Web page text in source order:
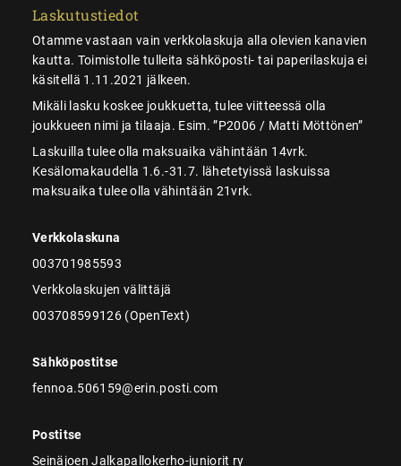
Laskutustiedot
Otamme vastaan vain verkkolaskuja alla olevien kanavien
kautta. Toimistolle tulleita sähköposti- tai paperilaskuja ei
käsitellä 1.11.2021 jälkeen.
Mikäli lasku koskee joukkuetta, tulee viitteessä olla
joukkueen nimi ja tilaaja. Esim. ”P2006 / Matti Möttönen”
Laskuilla tulee olla maksuaika vähintään 14vrk.
Kesälomakaudella 1.6.-31.7. lähetetyissä laskuissa
maksuaika tulee olla vähintään 21vrk.
Verkkolaskuna
003701985593
Verkkolaskujen välittäjä
003708599126 (OpenText)
Sähköpostitse
fennoa.506159@erin.posti.com
Postitse
Seinäjoen Jalkapallokerho-juniorit ry